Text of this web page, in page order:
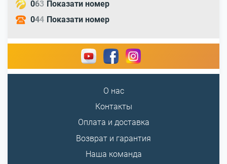
063 Показати номер
044 Показати номер
О нас
Контакты
Оплата и доставка
Возврат и гарантия
Наша команда